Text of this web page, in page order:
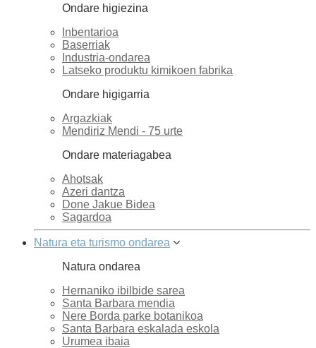
Ondare higiezina
Inbentarioa
Baserriak
Industria-ondarea
Latseko produktu kimikoen fabrika
Ondare higigarria
Argazkiak
Mendiriz Mendi - 75 urte
Ondare materiagabea
Ahotsak
Azeri dantza
Done Jakue Bidea
Sagardoa
Natura eta turismo ondarea
Natura ondarea
Hernaniko ibilbide sarea
Santa Barbara mendia
Nere Borda parke botanikoa
Santa Barbara eskalada eskola
Urumea ibaia